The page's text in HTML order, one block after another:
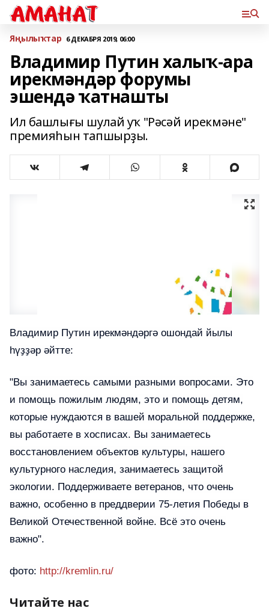
Яңылыҡтар 6 ДЕКАБРЯ 2019, 06:00
Владимир Путин халыҡ-ара
ирекмәндәр форумы
эшендә ҡатнашты
Ил башлығы шулай уҡ "Рәсәй ирекмәне"
премияһын тапшырҙы.
Владимир Путин ирекмәндәргә ошондай йылы
һүҙҙәр әйтте:
"Вы занимаетесь самыми разными вопросами. Это
и помощь пожилым людям, это и помощь детям,
которые нуждаются в вашей моральной поддержке,
вы работаете в хосписах. Вы занимаетесь
восстановлением объектов культуры, нашего
культурного наследия, занимаетесь защитой
экологии. Поддерживаете ветеранов, что очень
важно, особенно в преддверии 75-летия Победы в
Великой Отечественной войне. Всё это очень
важно".
фото: http://kremlin.ru/
Читайте нас